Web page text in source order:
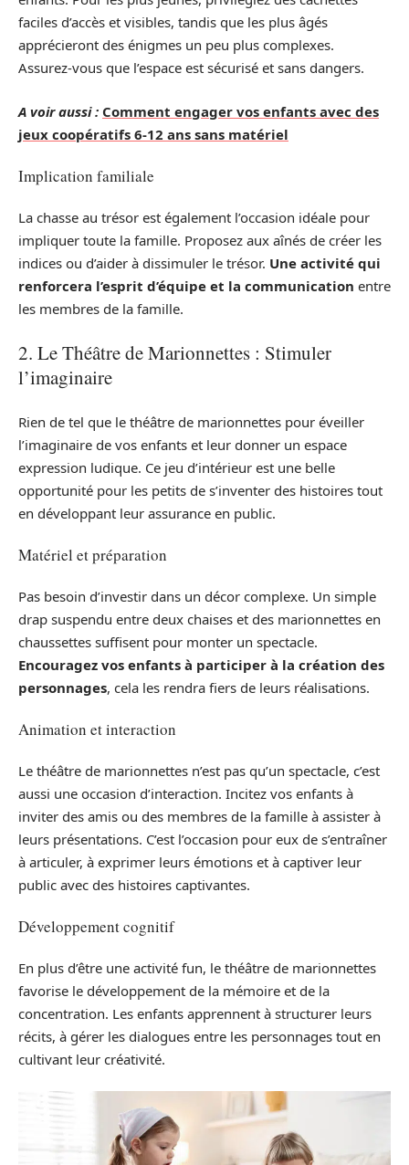
faciles d’accès et visibles, tandis que les plus âgés
apprécieront des énigmes un peu plus complexes.
Assurez-vous que l’espace est sécurisé et sans dangers.
A voir aussi : Comment engager vos enfants avec des
jeux coopératifs 6-12 ans sans matériel
Implication familiale
La chasse au trésor est également l’occasion idéale pour
impliquer toute la famille. Proposez aux aînés de créer les
indices ou d’aider à dissimuler le trésor. Une activité qui
renforcera l’esprit d’équipe et la communication entre
les membres de la famille.
2. Le Théâtre de Marionnettes : Stimuler
l’imaginaire
Rien de tel que le théâtre de marionnettes pour éveiller
l’imaginaire de vos enfants et leur donner un espace
expression ludique. Ce jeu d’intérieur est une belle
opportunité pour les petits de s’inventer des histoires tout
en développant leur assurance en public.
Matériel et préparation
Pas besoin d’investir dans un décor complexe. Un simple
drap suspendu entre deux chaises et des marionnettes en
chaussettes suffisent pour monter un spectacle.
Encouragez vos enfants à participer à la création des
personnages, cela les rendra fiers de leurs réalisations.
Animation et interaction
Le théâtre de marionnettes n’est pas qu’un spectacle, c’est
aussi une occasion d’interaction. Incitez vos enfants à
inviter des amis ou des membres de la famille à assister à
leurs présentations. C’est l’occasion pour eux de s’entraîner
à articuler, à exprimer leurs émotions et à captiver leur
public avec des histoires captivantes.
Développement cognitif
En plus d’être une activité fun, le théâtre de marionnettes
favorise le développement de la mémoire et de la
concentration. Les enfants apprennent à structurer leurs
récits, à gérer les dialogues entre les personnages tout en
cultivant leur créativité.